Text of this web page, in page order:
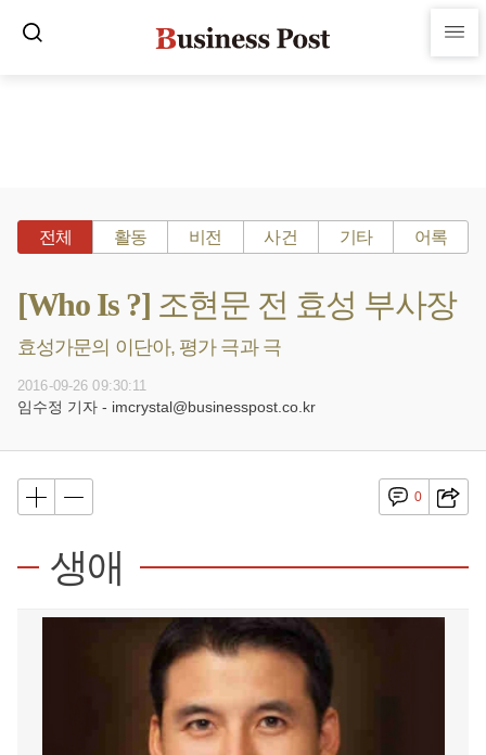
전체 활동 비전 사건 기타 어록
[Who Is ?] 조현문 전 효성 부사장
효성가문의 이단아, 평가 극과 극
2016-09-26 09:30:11
임수정 기자 - imcrystal@businesspost.co.kr
0
생애